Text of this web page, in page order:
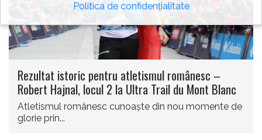
Rezultat istoric pentru atletismul românesc –
Robert Hajnal, locul 2 la Ultra Trail du Mont Blanc
Atletismul românesc cunoaşte din nou momente de
glorie prin...
Politica de confidențialitate